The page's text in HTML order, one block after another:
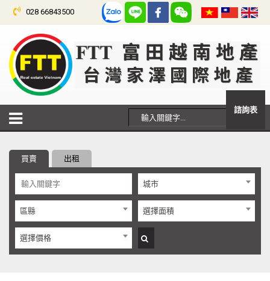
028 66843500
買賣 出租
城市
區縣 選擇面積
選擇價格
諮詢表